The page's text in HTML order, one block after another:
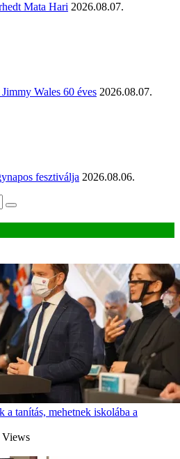
Mata Hari 2026.08.07.
Wales 60 éves 2026.08.07.
fesztiválja 2026.08.06.
a tanítás, mehetnek iskolába a
Views